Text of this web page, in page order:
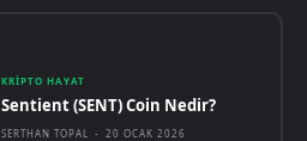
KRIPTO HAYAT
Sentient (SENT) Coin Nedir?
SERTHAN TOPAL - 20 OCAK 2026